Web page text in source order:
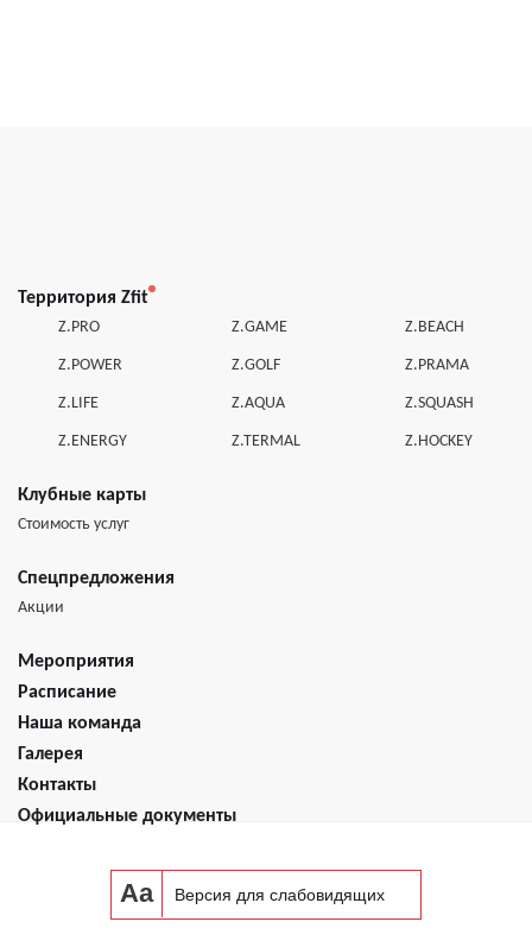
Территория Zfit
Z.PRO
Z.POWER
Z.LIFE
Z.ENERGY
Z.GAME
Z.GOLF
Z.AQUA
Z.TERMAL
Z.BEACH
Z.PRAMA
Z.SQUASH
Z.HOCKEY
Клубные карты
Стоимость услуг
Спецпредложения
Акции
Мероприятия
Расписание
Наша команда
Галерея
Контакты
Официальные документы
Aa Версия для слабовидящих